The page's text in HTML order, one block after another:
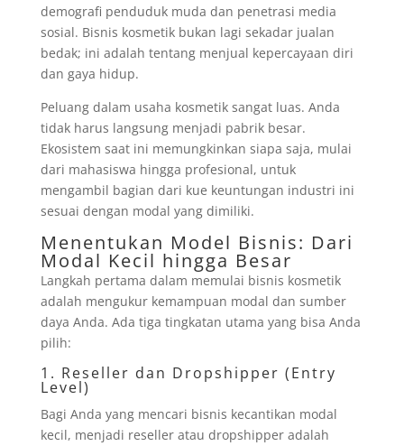
demografi penduduk muda dan penetrasi media
sosial. Bisnis kosmetik bukan lagi sekadar jualan
bedak; ini adalah tentang menjual kepercayaan diri
dan gaya hidup.
Peluang dalam usaha kosmetik sangat luas. Anda
tidak harus langsung menjadi pabrik besar.
Ekosistem saat ini memungkinkan siapa saja, mulai
dari mahasiswa hingga profesional, untuk
mengambil bagian dari kue keuntungan industri ini
sesuai dengan modal yang dimiliki.
Menentukan Model Bisnis: Dari
Modal Kecil hingga Besar
Langkah pertama dalam memulai bisnis kosmetik
adalah mengukur kemampuan modal dan sumber
daya Anda. Ada tiga tingkatan utama yang bisa Anda
pilih:
1. Reseller dan Dropshipper (Entry
Level)
Bagi Anda yang mencari bisnis kecantikan modal
kecil, menjadi reseller atau dropshipper adalah